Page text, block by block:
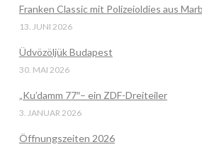
Franken Classic mit Polizeioldies aus
13. JUNI 2026
Üdvözöljük Budapest
30. MAI 2026
„Ku’damm 77″– ein ZDF-Dreiteiler
3. JANUAR 2026
Öffnungszeiten 2026